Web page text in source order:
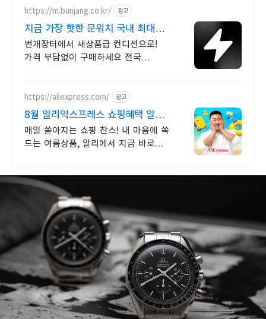
https://m.bunjang.co.kr/ 광고
지금 가장 핫한 문워치 국내 최대
브랜드 중고거래
번개장터에서 새상품급 컨디션으로!
가격 부담없이 구매하세요 전국
https://aliexpress.com/ 광고
8월 알리익스프레스 쇼핑혜택 알리
첫구매라면 웰컴 혜택!
매일 쏟아지는 쇼핑 찬스! 내 마음에 쏙
드는 여름상품, 알리에서 지금 바로